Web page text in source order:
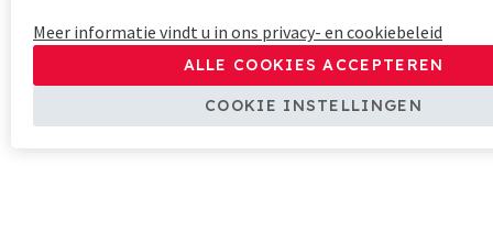
Meer informatie vindt u in ons privacy- en cookiebeleid
ALLE COOKIES ACCEPTEREN
COOKIE INSTELLINGEN